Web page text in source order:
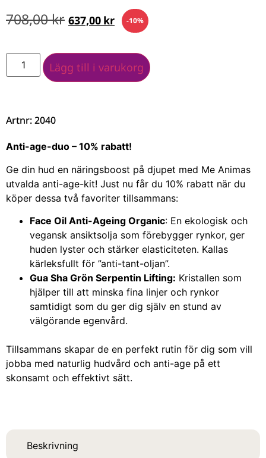
708,00kr 637,00 kr -10%
Lägg till i varukorg
Artnr: 2040
Anti-age-duo – 10% rabatt!
Ge din hud en näringsboost på djupet med Me Animas
utvalda anti-age-kit! Just nu får du 10% rabatt när du
köper dessa två favoriter tillsammans:
Face Oil Anti-Ageing Organic: En ekologisk och
vegansk ansiktsolja som förebygger rynkor, ger
huden lyster och stärker elasticiteten. Kallas
kärleksfullt för ”anti-tant-oljan”.
Gua Sha Grön Serpentin Lifting: Kristallen som
hjälper till att minska fina linjer och rynkor
samtidigt som du ger dig själv en stund av
välgörande egenvård.
Tillsammans skapar de en perfekt rutin för dig som vill
jobba med naturlig hudvård och anti-age på ett
skonsamt och effektivt sätt.
Beskrivning